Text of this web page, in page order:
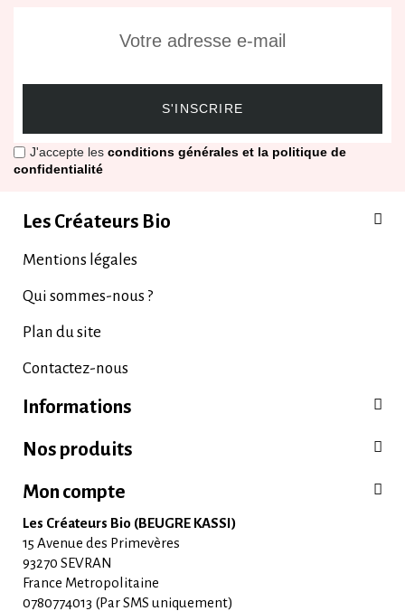
S'INSCRIRE
J'accepte les conditions générales et la politique de
confidentialité
Les Créateurs Bio
Mentions légales
Qui sommes-nous ?
Plan du site
Contactez-nous
Informations
Nos produits
Mon compte
Les Créateurs Bio (BEUGRE KASSI)
15 Avenue des Primevères
93270 SEVRAN
France Metropolitaine
0780774013 (Par SMS uniquement)